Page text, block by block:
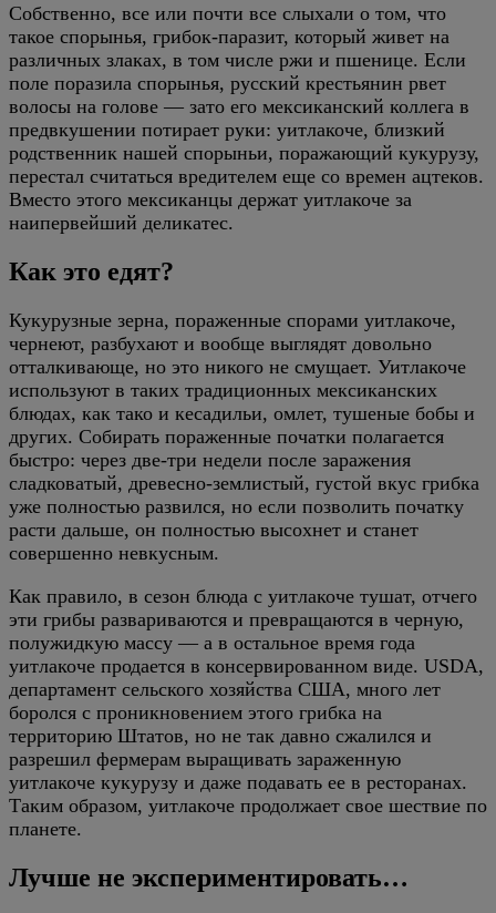
Собственно, все или почти все слыхали о том, что
такое спорынья, грибок-паразит, который живет на
различных злаках, в том числе ржи и пшенице. Если
поле поразила спорынья, русский крестьянин рвет
волосы на голове — зато его мексиканский коллега в
предвкушении потирает руки: уитлакоче, близкий
родственник нашей спорыньи, поражающий кукурузу,
перестал считаться вредителем еще со времен ацтеков.
Вместо этого мексиканцы держат уитлакоче за
наипервейший деликатес.
Как это едят?
Кукурузные зерна, пораженные спорами уитлакоче,
чернеют, разбухают и вообще выглядят довольно
отталкивающе, но это никого не смущает. Уитлакоче
используют в таких традиционных мексиканских
блюдах, как тако и кесадильи, омлет, тушеные бобы и
других. Собирать пораженные початки полагается
быстро: через две-три недели после заражения
сладковатый, древесно-землистый, густой вкус грибка
уже полностью развился, но если позволить початку
расти дальше, он полностью высохнет и станет
совершенно невкусным.
Как правило, в сезон блюда с уитлакоче тушат, отчего
эти грибы развариваются и превращаются в черную,
полужидкую массу — а в остальное время года
уитлакоче продается в консервированном виде. USDA,
департамент сельского хозяйства США, много лет
боролся с проникновением этого грибка на
территорию Штатов, но не так давно сжалился и
разрешил фермерам выращивать зараженную
уитлакоче кукурузу и даже подавать ее в ресторанах.
Таким образом, уитлакоче продолжает свое шествие по
планете.
Лучше не экспериментировать…